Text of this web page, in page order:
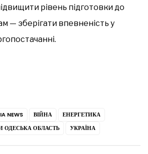
рівень підготовки до
— зберігати впевненість у
NEWS ВІЙНА
ЕНЕРГЕТИКА
ОДЕСЬКА ОБЛАСТЬ
УКРАЇНА